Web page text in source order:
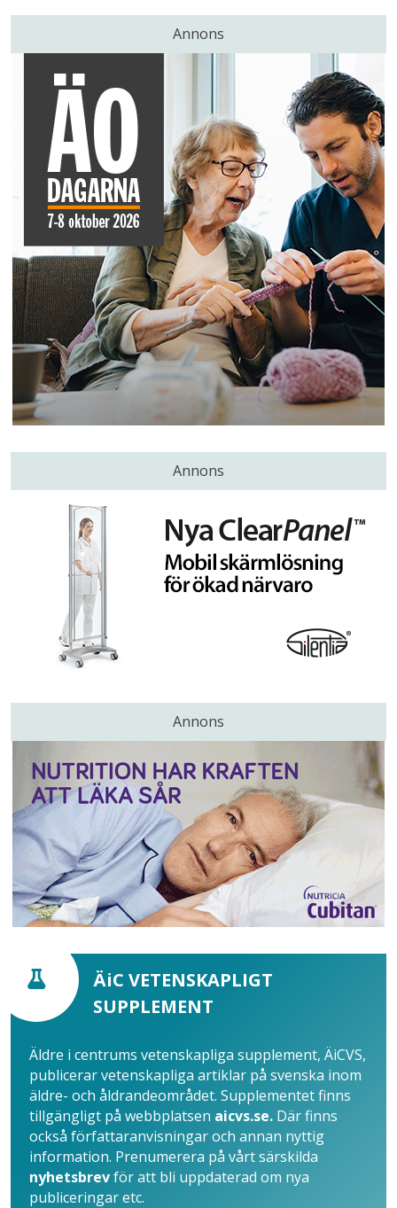
Annons
Annons
Annons
ÄiC VETENSKAPLIGT
SUPPLEMENT
Äldre i centrums vetenskapliga supplement, ÄiCVS,
publicerar vetenskapliga artiklar på svenska inom
äldre- och åldrandeområdet. Supplementet finns
tillgängligt på webbplatsen aicvs.se. Där finns
också författaranvisningar och annan nyttig
information. Prenumerera på vårt särskilda
nyhetsbrevför att bli uppdaterad om nya
publiceringar etc.